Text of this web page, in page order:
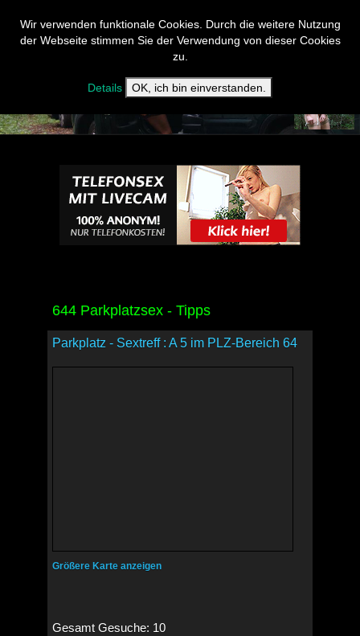
Wir verwenden funktionale Cookies. Durch die weitere Nutzung
der Webseite stimmen Sie der Verwendung von dieser Cookies
zu.
Details OK, ich bin einverstanden.
644 Parkplatzsex - Tipps
Parkplatz - Sextreff : A 5 im PLZ-Bereich 64
Größere Karte anzeigen
Gesamt Gesuche: 10